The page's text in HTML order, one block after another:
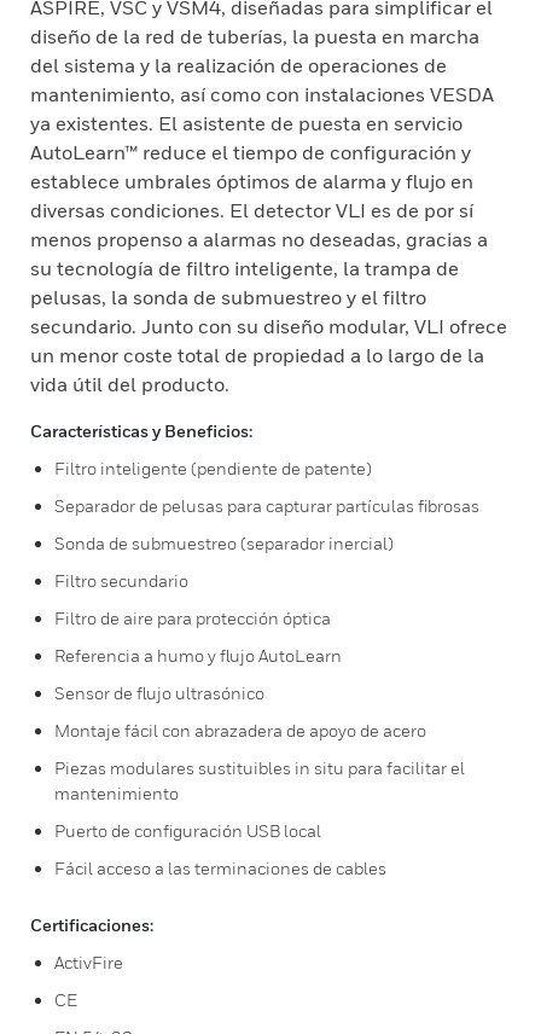
ASPIRE, VSC y VSM4, diseñadas para simplificar el
diseño de la red de tuberías, la puesta en marcha
del sistema y la realización de operaciones de
mantenimiento, así como con instalaciones VESDA
ya existentes. El asistente de puesta en servicio
AutoLearn™ reduce el tiempo de configuración y
establece umbrales óptimos de alarma y flujo en
diversas condiciones. El detector VLI es de por sí
menos propenso a alarmas no deseadas, gracias a
su tecnología de filtro inteligente, la trampa de
pelusas, la sonda de submuestreo y el filtro
secundario. Junto con su diseño modular, VLI ofrece
un menor coste total de propiedad a lo largo de la
vida útil del producto.
Características y Beneficios:
Filtro inteligente (pendiente de patente)
Separador de pelusas para capturar partículas fibrosas
Sonda de submuestreo (separador inercial)
Filtro secundario
Filtro de aire para protección óptica
Referencia a humo y flujo AutoLearn
Sensor de flujo ultrasónico
Montaje fácil con abrazadera de apoyo de acero
Piezas modulares sustituibles in situ para facilitar el
mantenimiento
Puerto de configuración USB local
Fácil acceso a las terminaciones de cables
Certificaciones:
ActivFire
CE